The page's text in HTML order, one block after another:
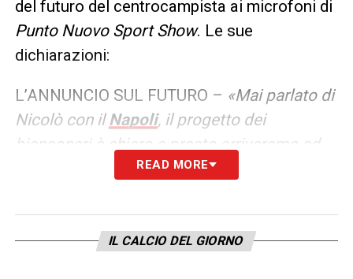
del futuro del centrocampista ai microfoni di
Punto Nuovo Sport Show. Le sue
dichiarazioni:
L’ANNUNCIO SUL FUTURO – «Mai parlato di
Nicolò con il Napoli, il progetto dei
bianconeri è chiaro e presto arriveremo ad
una decisione comune a noi e al volere del
LA PLAYLIST DELLE NOSTRE TOP NEWS
READ MORE
IL CALCIO DEL GIORNO